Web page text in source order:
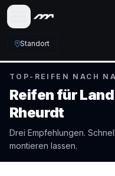
Standort
TOP-REIFEN NACH
Reifen für
Rheurdt
Drei Empfehlungen.
montieren lassen.